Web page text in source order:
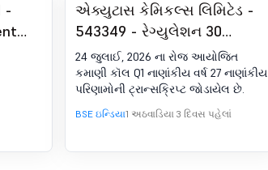
-
-
એક્યુટાસ કેમિકલ્સ લિમિટેડ -
543349 - રેગ્યુલેશન 30
(LODR) હેઠળ જાહેરાત -
અર્નિંગ્સ કૉલ ટ્રાન્સક્રિપ્ટ
24 જુલાઈ, 2026 ના રોજ આયોજિત
કમાણી કૉલ Q1 નાણાંકીય વર્ષ 27 નાણાંકીય
પરિણામોની ટ્રાન્સક્રિપ્ટ જોડાયેલ છે.
BSE ઇન્ડિયા1 અઠવાડિયા 3 દિવસ પહેલાં